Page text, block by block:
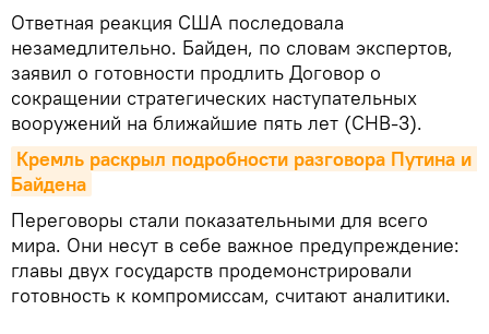
Ответная реакция США последовала
незамедлительно. Байден, по словам экспертов,
заявил о готовности продлить Договор о
сокращении стратегических наступательных
вооружений на ближайшие пять лет (СНВ-3).
Кремль раскрыл подробности разговора Путина и
Байдена
Переговоры стали показательными для всего
мира. Они несут в себе важное предупреждение:
главы двух государств продемонстрировали
готовность к компромиссам, считают аналитики.